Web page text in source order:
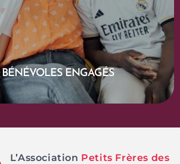
ENGAGÉS
EN SAVOIR PLUS
L’Association Petits Frères des